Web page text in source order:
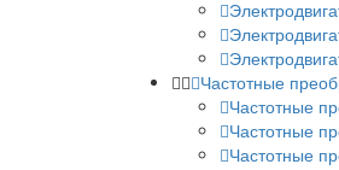
Частотные
Частотные
Частотные
Частотные